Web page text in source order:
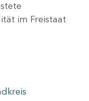
im Freistaat